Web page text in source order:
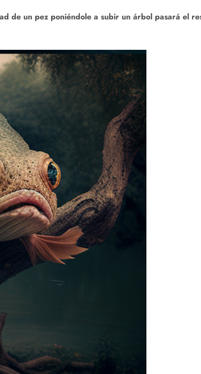
de un pez poniéndole a subir un árbol pasará el